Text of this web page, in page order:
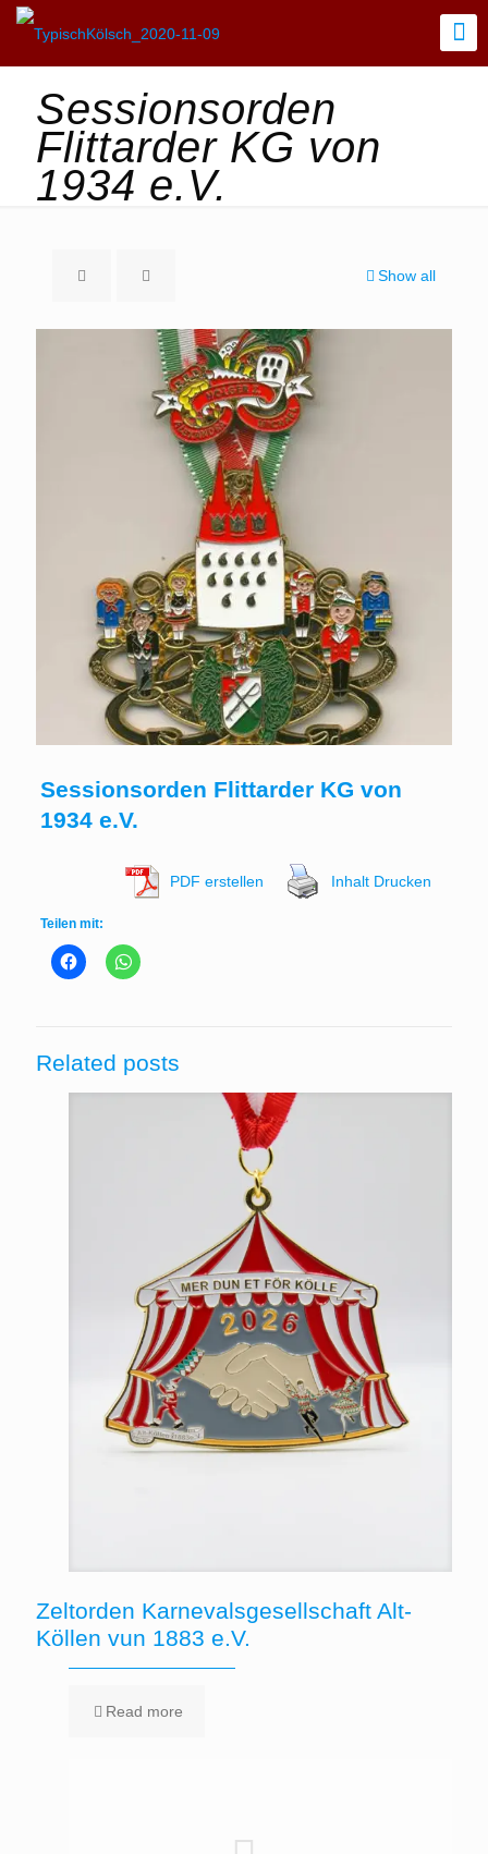
Sessionsorden
Flittarder KG von
1934 e.V.
Show all
Sessionsorden Flittarder KG von
1934 e.V.
PDF erstellen Inhalt Drucken
Teilen mit:
Related posts
Zeltorden Karnevalsgesellschaft Alt-
Köllen vun 1883 e.V.
Read more